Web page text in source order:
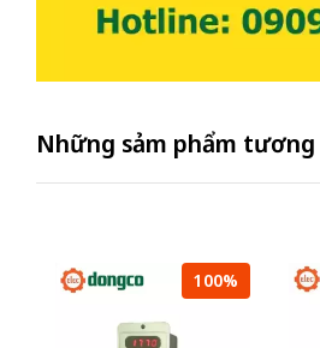
Những sảm phẩm
100%